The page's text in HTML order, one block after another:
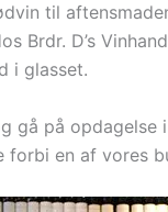
til
Brdr. D’s
i glasset.
gå på opdagelse
forbi en af vores